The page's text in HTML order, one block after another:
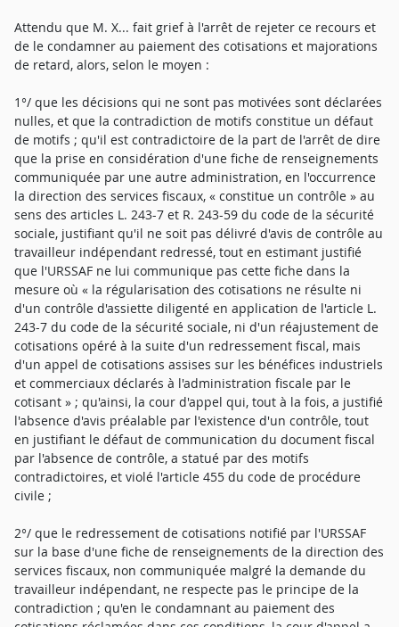
Attendu que M. X... fait grief à l'arrêt de rejeter ce recours et
de le condamner au paiement des cotisations et majorations
de retard, alors, selon le moyen :
1°/ que les décisions qui ne sont pas motivées sont déclarées
nulles, et que la contradiction de motifs constitue un défaut
de motifs ; qu'il est contradictoire de la part de l'arrêt de dire
que la prise en considération d'une fiche de renseignements
communiquée par une autre administration, en l'occurrence
la direction des services fiscaux, « constitue un contrôle » au
sens des articles L. 243-7 et R. 243-59 du code de la sécurité
sociale, justifiant qu'il ne soit pas délivré d'avis de contrôle au
travailleur indépendant redressé, tout en estimant justifié
que l'URSSAF ne lui communique pas cette fiche dans la
mesure où « la régularisation des cotisations ne résulte ni
d'un contrôle d'assiette diligenté en application de l'article L.
243-7 du code de la sécurité sociale, ni d'un réajustement de
cotisations opéré à la suite d'un redressement fiscal, mais
d'un appel de cotisations assises sur les bénéfices industriels
et commerciaux déclarés à l'administration fiscale par le
cotisant » ; qu'ainsi, la cour d'appel qui, tout à la fois, a justifié
l'absence d'avis préalable par l'existence d'un contrôle, tout
en justifiant le défaut de communication du document fiscal
par l'absence de contrôle, a statué par des motifs
contradictoires, et violé l'article 455 du code de procédure
civile ;
2°/ que le redressement de cotisations notifié par l'URSSAF
sur la base d'une fiche de renseignements de la direction des
services fiscaux, non communiquée malgré la demande du
travailleur indépendant, ne respecte pas le principe de la
contradiction ; qu'en le condamnant au paiement des